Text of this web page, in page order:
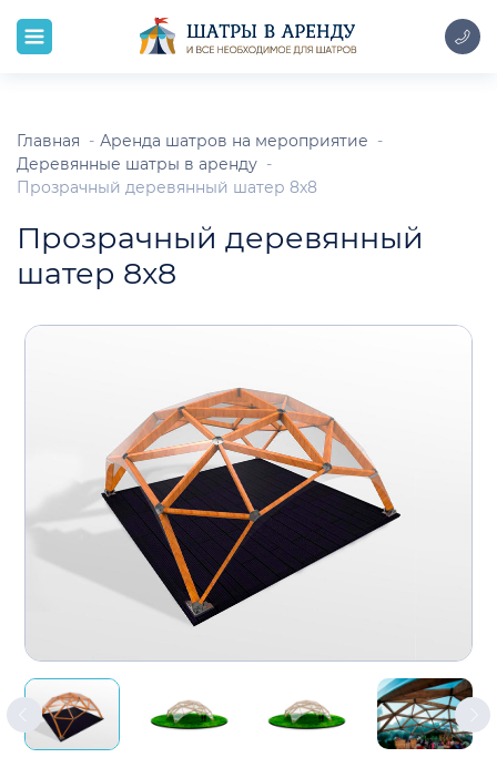
Главная
Аренда шатров на мероприятие
Деревянные шатры в аренду
Прозрачный деревянный шатер 8x8
Прозрачный деревянный
шатер 8x8